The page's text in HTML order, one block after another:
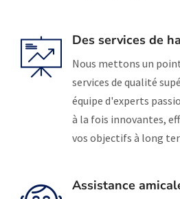
Des services de
Nous mettons un
services de qualité
équipe d'experts
à la fois innovantes,
vos objectifs à long
Assistance